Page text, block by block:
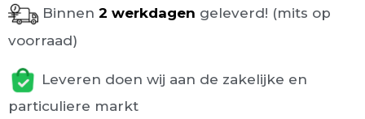
Binnen 2 werkdagen geleverd! (mits op
voorraad)
Leveren doen wij aan de zakelijke en
particuliere markt